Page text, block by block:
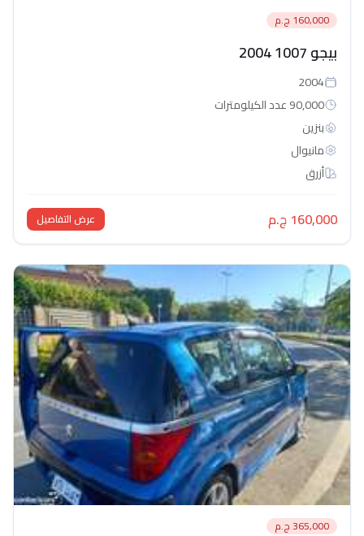
160,000 ج.م
بيجو 1007 2004
2004
90,000 عدد الكيلومترات
بنزين
مانيوال
أزرق
160,000 ج.م عرض التفاصيل
365,000 ج.م